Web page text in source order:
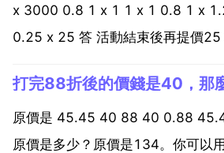
x 3000 0.8 1 x 1 1 x 1 0.8 1 x
0.25 x 25 答 活動結束後再提價25
分之幾能恢復到原價？設提價x恢...
打完88折後的價錢是40，那
原價是 45.45 40 88 40 0.88
原價是多少？原價是134。你可以